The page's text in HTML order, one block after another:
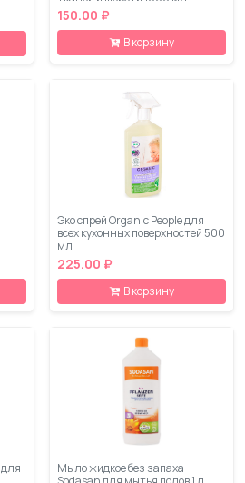
150.00 ₽
В корзину
Эко спрей Organic People для
всех кухонных поверхностей 500
мл
225.00 ₽
В корзину
Мыло жидкое без запаха